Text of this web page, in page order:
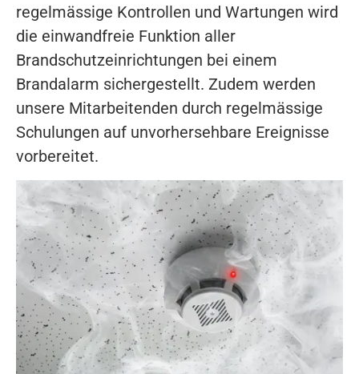
regelmässige Kontrollen und Wartungen wird
die einwandfreie Funktion aller
Brandschutzeinrichtungen bei einem
Brandalarm sichergestellt. Zudem werden
unsere Mitarbeitenden durch regelmässige
Schulungen auf unvorhersehbare Ereignisse
vorbereitet.